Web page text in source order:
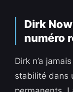
Dirk
numéro
Dirk n’a
stabilité dans